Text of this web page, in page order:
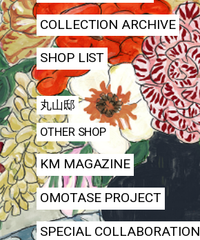
COLLECTION ARCHIVE
SHOP LIST
丸山邸
OTHER SHOP
KM MAGAZINE
OMOTASE PROJECT
SPECIAL COLLABORATION